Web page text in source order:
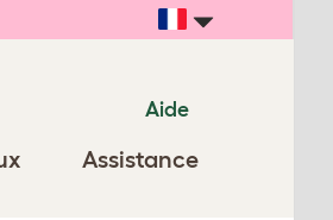
Aide
Assistance